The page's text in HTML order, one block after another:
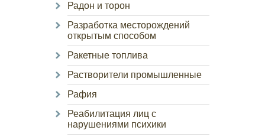
Радон и торон
Разработка месторождений
открытым способом
Ракетные топлива
Растворители промышленные
Рафия
Реабилитация лиц с
нарушениями психики